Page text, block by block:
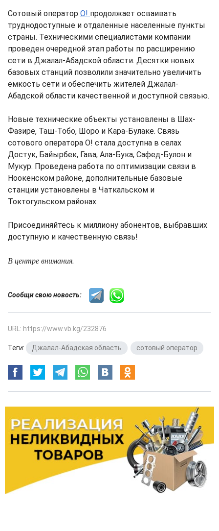
Сотовый оператор О! продолжает осваивать
труднодоступные и отдаленные населенные пункты
страны. Техническими специалистами компании
проведен очередной этап работы по расширению
сети в Джалал-Абадской области. Десятки новых
базовых станций позволили значительно увеличить
емкость сети и обеспечить жителей Джалал-
Абадской области качественной и доступной связью.
Новые технические объекты установлены в Шах-
Фазире, Таш-Тобо, Шоро и Кара-Булаке. Cвязь
сотового оператора O! стала доступна в селах
Достук, Байырбек, Гава, Ала-Бука, Сафед-Булон и
Мукур. Проведена работа по оптимизации связи в
Ноокенском районе, дополнительные базовые
станции установлены в Чаткальском и
Токтогульском районах.
Присоединяйтесь к миллиону абонентов, выбравших
доступную и качественную связь!
В центре внимания.
Сообщи свою новость:
URL: https://www.vb.kg/232876
Теги: Джалал-Абадская область сотовый оператор